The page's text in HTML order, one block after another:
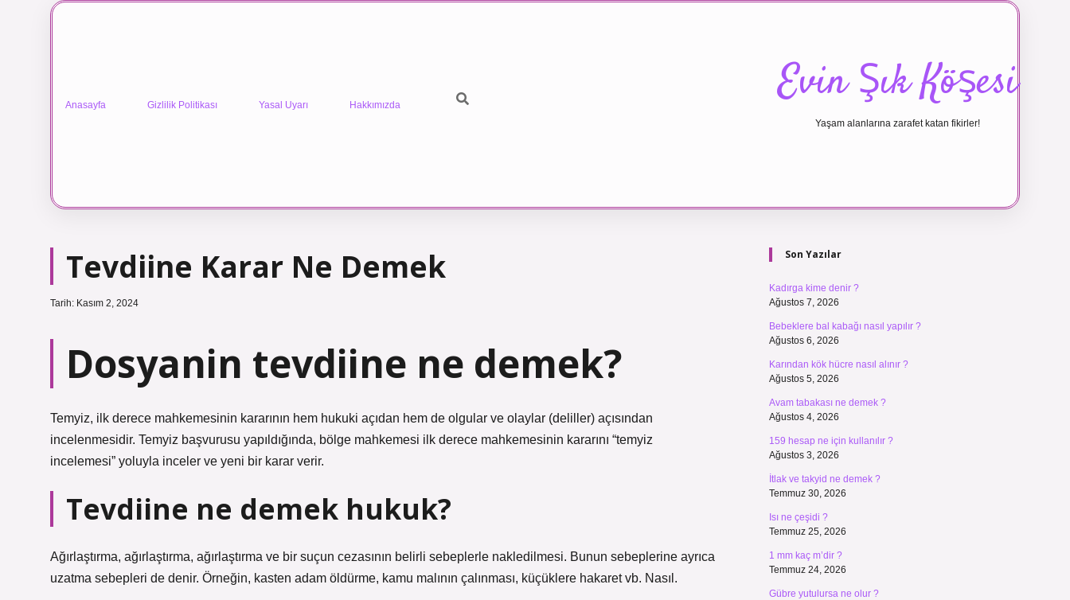
Anasayfa Gizlilik Politikası Yasal Uyarı Hakkımızda Evin Şık Köşesi
Yaşam alanlarına zarafet katan fikirler!
Tevdiine Karar Ne Demek
Tarih: Kasım 2, 2024
Dosyanin tevdiine ne demek?
Temyiz, ilk derece mahkemesinin kararının hem hukuki açıdan hem de olgular ve olaylar (deliller) açısından
incelenmesidir. Temyiz başvurusu yapıldığında, bölge mahkemesi ilk derece mahkemesinin kararını “temyiz
incelemesi” yoluyla inceler ve yeni bir karar verir.
Tevdiine ne demek hukuk?
Ağırlaştırma, ağırlaştırma, ağırlaştırma ve bir suçun cezasının belirli sebeplerle nakledilmesi. Bunun sebeplerine ayrıca
uzatma sebepleri de denir. Örneğin, kasten adam öldürme, kamu malının çalınması, küçüklere hakaret vb. Nasıl.
Sidebar
Son Yazılar
Kadırga kime denir ?
Ağustos 7, 2026
Bebeklere bal kabağı nasıl yapılır ?
Ağustos 6, 2026
Karından kök hücre nasıl alınır ?
Ağustos 5, 2026
Avam tabakası ne demek ?
Ağustos 4, 2026
159 hesap ne için kullanılır ?
Ağustos 3, 2026
İtlak ve takyid ne demek ?
Temmuz 30, 2026
Isı ne çeşidi ?
Temmuz 25, 2026
1 mm kaç m’dir ?
Temmuz 24, 2026
Gübre yutulursa ne olur ?